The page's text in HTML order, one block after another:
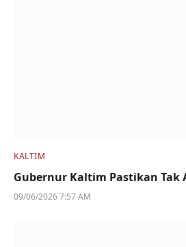
KALTIM
Gubernur Kaltim Pastikan Tak
09/06/2026 7:57 AM